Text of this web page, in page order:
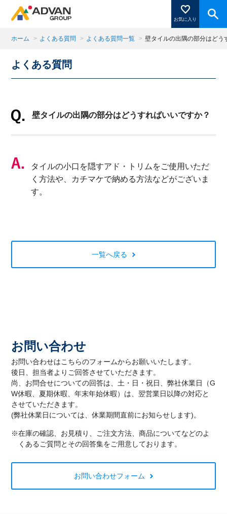
お気に入り
商品ページにある「お気に入り登録」を押すと登録した
商品がここに表示されます。
ホーム > よくある質問 > よくある質問一覧 > 壁タイルの出隅の部分はどう
よくある質問
壁タイルの出隅の部分はどうすればいいですか？
タイルの小口を隠すアド・トリムをご使用いただ
く方法や、カチマケで納める方法などがございま
す。
一覧へ戻る
お問い合わせ
お問い合わせはこちらのフォームからお願いいたします。
後日、担当者よりご回答させていただきます。
尚、お問合せについての回答は、土・日・祝日、弊社休業日（G
W休暇、夏期休暇、年末年始休暇）は、翌営業日以降の対応と
させていただきます。
(弊社休業日については、休業期間直前にお知らせします)。
※在庫の確認、お見積り、ご注文方法、商品についてなどのよ
くあるご質問とその回答集をご用意しております。
お問い合わせフォーム